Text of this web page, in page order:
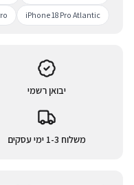
iPhone 18 Pro Atlantic
יבואן רשמי
משלוח 1-3 ימי עסקים